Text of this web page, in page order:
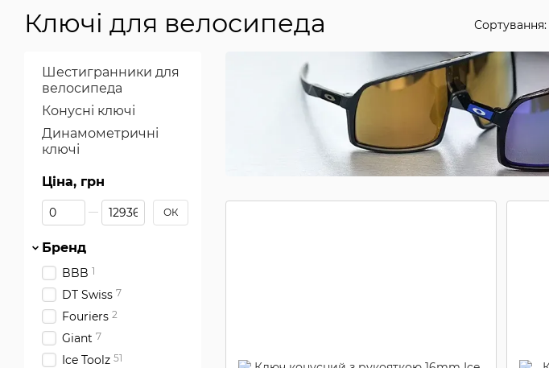
Ключі для велосипеда Сортування:
Шестигранники для
велосипеда
Конусні ключі
Динамометричні
ключі
Ціна, грн
Від Ціна, грн
До Ціна, грн ОК
Бренд
BBB 1
DT Swiss 7
Fouriers 2
Giant 7
Ice Toolz 51